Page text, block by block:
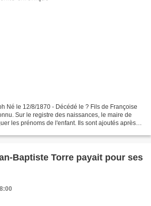
Né le 12/8/1870 - Décédé le ? Fils de Françoise
Sur le registre des naissances, le maire de
les prénoms de l'enfant. Ils sont ajoutés après
Baptiste Torre payait pour ses